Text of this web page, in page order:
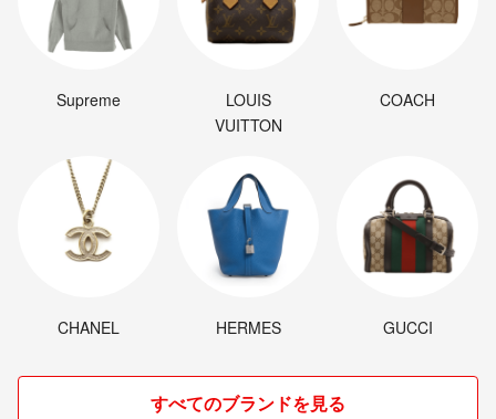
Supreme
LOUIS
VUITTON
COACH
CHANEL HERMES GUCCI
すべてのブランドを見る